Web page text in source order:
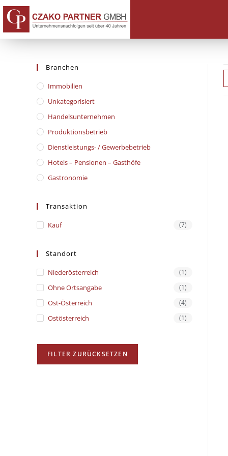
Branchen
Immobilien
Unkategorisiert
Handelsunternehmen
Produktionsbetrieb
Dienstleistungs- / Gewerbebetrieb
Hotels – Pensionen – Gasthöfe
Gastronomie
Transaktion
Kauf (7)
Standort
Niederösterreich (1)
Ohne Ortsangabe (1)
Ost-Österreich (4)
Ostösterreich (1)
FILTER ZURÜCKSETZEN